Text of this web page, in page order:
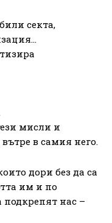
секта,
мисли и
в самия него.
дори без да са
им и по
подкрепят нас –